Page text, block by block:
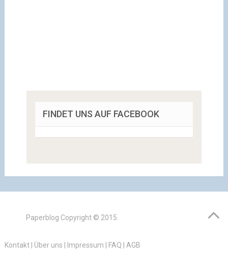
FINDET UNS AUF FACEBOOK
Paperblog Copyright © 2015.
Kontakt| Über uns Impressum FAQ AGB